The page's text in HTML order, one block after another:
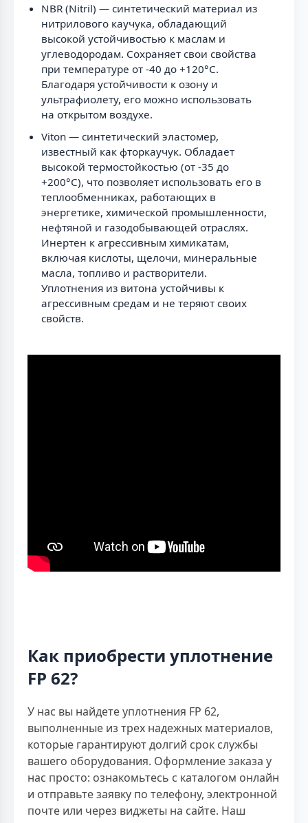
NBR (Nitril) — синтетический материал из
нитрилового каучука, обладающий
высокой устойчивостью к маслам и
углеводородам. Сохраняет свои свойства
при температуре от -40 до +120°C.
Благодаря устойчивости к озону и
ультрафиолету, его можно использовать
на открытом воздухе.
Viton — синтетический эластомер,
известный как фторкаучук. Обладает
высокой термостойкостью (от -35 до
+200°C), что позволяет использовать его в
теплообменниках, работающих в
энергетике, химической промышленности,
нефтяной и газодобывающей отраслях.
Инертен к агрессивным химикатам,
включая кислоты, щелочи, минеральные
масла, топливо и растворители.
Уплотнения из витона устойчивы к
агрессивным средам и не теряют своих
свойств.
Как приобрести уплотнение
FP 62?
У нас вы найдете уплотнения FP 62,
выполненные из трех надежных материалов,
которые гарантируют долгий срок службы
вашего оборудования. Оформление заказа у
нас просто: ознакомьтесь с каталогом онлайн
и отправьте заявку по телефону, электронной
почте или через виджеты на сайте. Наш